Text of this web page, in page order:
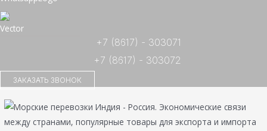
+7 (8617) - 303071
+7 (8617) - 303072
ЗАКАЗАТЬ ЗВОНОК